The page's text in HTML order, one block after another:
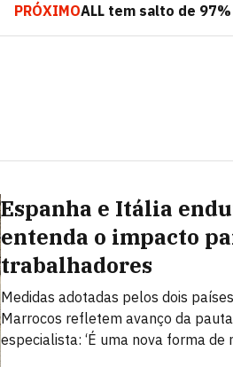
PRÓXIMOALL tem salto de
Espanha e Itália
entenda o impacto
trabalhadores
Medidas adotadas pelos dois
Marrocos refletem avanço da
especialista: ‘É uma nova forma de